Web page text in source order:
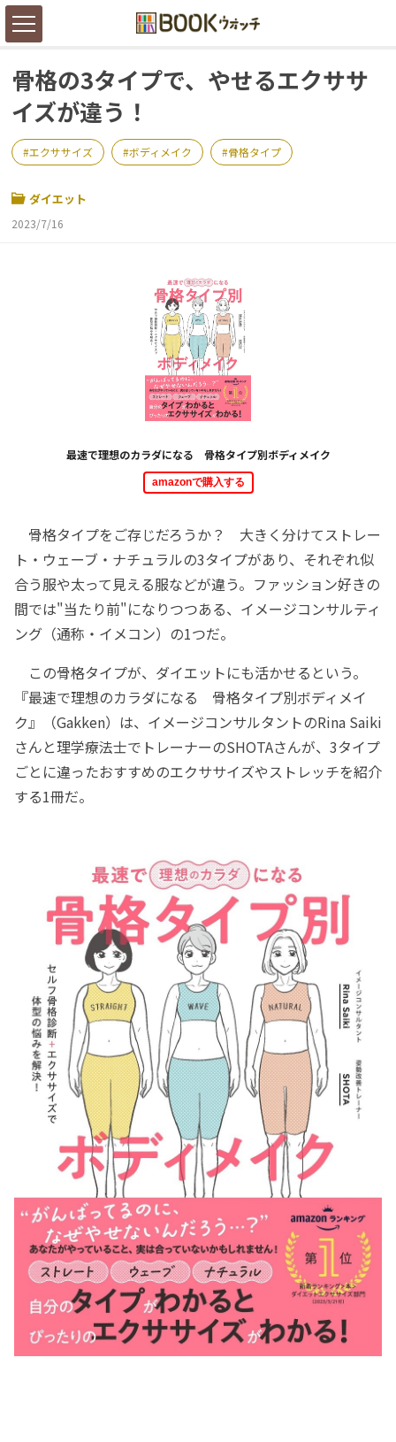
骨格の3タイプで、やせるエクササ
イズが違う！
エクササイズ ボディメイク 骨格タイプ
ダイエット
2023/7/16
最速で理想のカラダになる 骨格タイプ別ボディメイク
amazonで購入する
骨格タイプをご存じだろうか？ 大きく分けてストレー
ト・ウェーブ・ナチュラルの3タイプがあり、それぞれ似
合う服や太って見える服などが違う。ファッション好きの
間では"当たり前"になりつつある、イメージコンサルティ
ング（通称・イメコン）の1つだ。
この骨格タイプが、ダイエットにも活かせるという。
『最速で理想のカラダになる 骨格タイプ別ボディメイ
ク』（Gakken）は、イメージコンサルタントのRina Saiki
さんと理学療法士でトレーナーのSHOTAさんが、3タイプ
ごとに違ったおすすめのエクササイズやストレッチを紹介
する1冊だ。